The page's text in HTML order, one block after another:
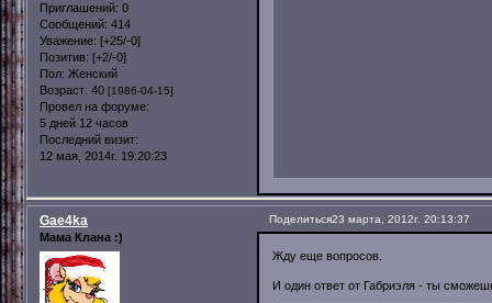
Приглашений: 0
Сообщений: 414
Уважение: [+25/-0]
Позитив: [+2/-0]
Пол: Женский
Возраст: 40 [1986-04-15]
Провел на форуме:
5 дней 12 часов
Последний визит:
12 мая, 2014г. 19:20:23
Поделиться23 марта, 2012г. 20:13:37
Gae4ka
Мама Клана :)
Жду еще вопросов.
И один ответ от Габриэля - ты